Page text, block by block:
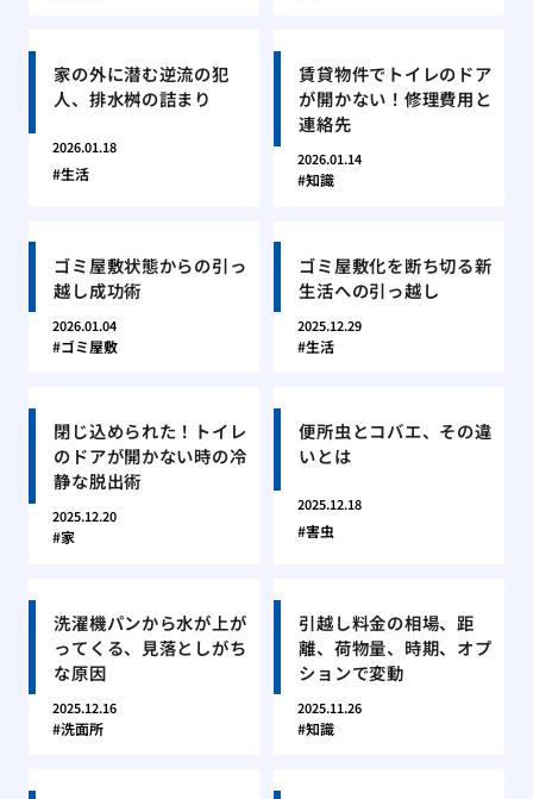
家の外に潜む逆流の犯
人、排水桝の詰まり
2026.01.18
生活
賃貸物件でトイレのドア
が開かない！修理費用と
連絡先
2026.01.14
知識
ゴミ屋敷状態からの引っ
越し成功術
2026.01.04
ゴミ屋敷
ゴミ屋敷化を断ち切る新
生活への引っ越し
2025.12.29
生活
閉じ込められた！トイレ
のドアが開かない時の冷
静な脱出術
2025.12.20
家
便所虫とコバエ、その違
いとは
2025.12.18
害虫
洗濯機パンから水が上が
ってくる、見落としがち
な原因
2025.12.16
洗面所
引越し料金の相場、距
離、荷物量、時期、オプ
ションで変動
2025.11.26
知識